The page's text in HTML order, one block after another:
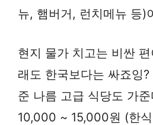
뉴, 햄버거, 런치메뉴 등)
현지 물가 치고는 비싼
래도 한국보다는 싸죠잉
준 나름 고급 식당도 가
10,000 ~ 15,000원 (한